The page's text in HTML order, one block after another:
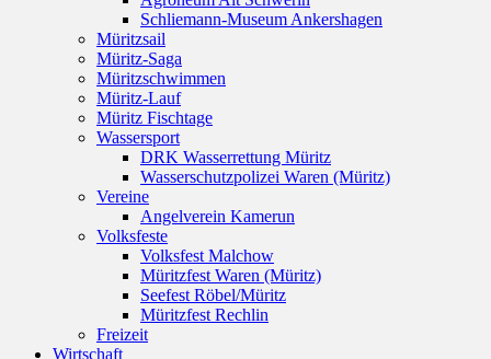
Schliemann-Museum Ankershagen
Müritzsail
Müritz-Saga
Müritzschwimmen
Müritz-Lauf
Müritz Fischtage
Wassersport
DRK Wasserrettung Müritz
Wasserschutzpolizei Waren (Müritz)
Vereine
Angelverein Kamerun
Volksfeste
Volksfest Malchow
Müritzfest Waren (Müritz)
Seefest Röbel/Müritz
Müritzfest Rechlin
Freizeit
Wirtschaft